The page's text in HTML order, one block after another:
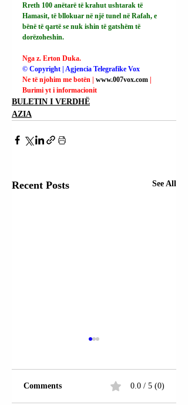
Rreth 100 anëtarë të krahut ushtarak të
Hamasit, të bllokuar në një tunel në Rafah, e
bënë të qartë se nuk ishin të gatshëm të
dorëzoheshin.
Nga z. Erton Duka.
© Copyright | Agjencia Telegrafike Vox
Ne të njohim me botën | www.007vox.com |
Burimi yt i informacionit
BULETIN I VERDHË
AZIA
Recent Posts See All
Comments 0.0 / 5 (0)